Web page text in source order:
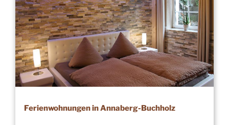
Ferienwohnungen in Annaberg-Buchholz